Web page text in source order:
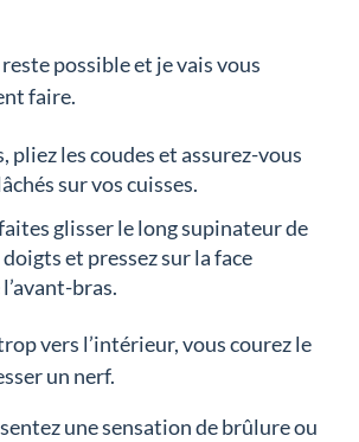
possible et je vais vous
faire.
pliez les coudes et assurez-vous
sur vos cuisses.
glisser le long supinateur de
et pressez sur la face
bras.
vers l’intérieur, vous courez le
un nerf.
une sensation de brûlure ou